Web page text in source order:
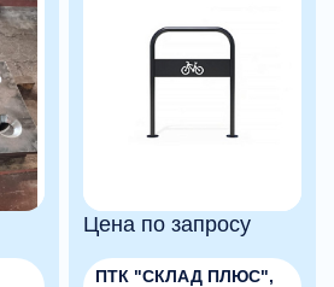
Цена по запросу
ПТК "СКЛАД ПЛЮС",